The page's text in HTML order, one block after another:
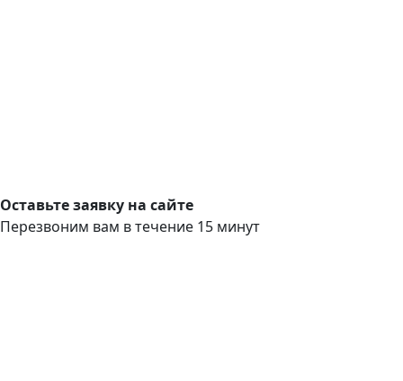
Оставьте заявку на сайте
Перезвоним вам в течение 15 минут